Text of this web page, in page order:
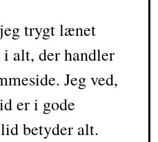
trygt lænet
alt, der handler
Jeg ved,
er i gode
betyder alt.